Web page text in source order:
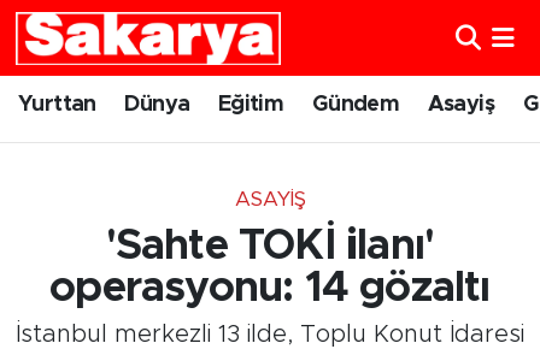
Yurttan Dünya Eğitim Gündem Asayiş
ASAYIŞ
'Sahte TOKİ ilanı'
operasyonu: 14 gözaltı
İstanbul merkezli 13 ilde, Toplu Konut İdaresi
Yurttan
Gündem
Eskişehirspor
Eskişehir Nöbetçi Eczaneler
Eskişehir Namaz Vakitleri
Eskişehir Trafik Yoğunluk Haritası
Süper Lig Puan Durumu ve Fikstür